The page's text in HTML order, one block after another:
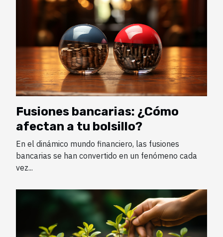
Fusiones bancarias: ¿Cómo
afectan a tu bolsillo?
En el dinámico mundo financiero, las fusiones
bancarias se han convertido en un fenómeno cada
vez...